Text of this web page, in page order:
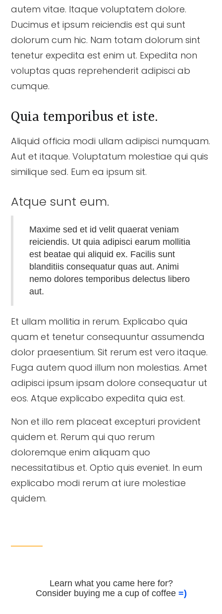
autem vitae. Itaque voluptatem dolore.
Ducimus et ipsum reiciendis est qui sunt
dolorum cum hic. Nam totam dolorum sint
tenetur expedita est enim ut. Expedita non
voluptas quas reprehenderit adipisci ab
cumque.
Quia temporibus et iste.
Aliquid officia modi ullam adipisci numquam.
Aut et itaque. Voluptatum molestiae qui quis
similique sed. Eum ea ipsum sit.
Atque sunt eum.
Maxime sed et id velit quaerat veniam
reiciendis. Ut quia adipisci earum mollitia
est beatae qui aliquid ex. Facilis sunt
blanditiis consequatur quas aut. Animi
nemo dolores temporibus delectus libero
aut.
Et ullam mollitia in rerum. Explicabo quia
quam et tenetur consequuntur assumenda
dolor praesentium. Sit rerum est vero itaque.
Fuga autem quod illum non molestias. Amet
adipisci ipsum ipsam dolore consequatur ut
eos. Atque explicabo expedita quia est.
Non et illo rem placeat excepturi provident
quidem et. Rerum qui quo rerum
doloremque enim aliquam quo
necessitatibus et. Optio quis eveniet. In eum
explicabo modi rerum at iure molestiae
quidem.
Learn what you came here for?
Consider buying me a cup of coffee =)